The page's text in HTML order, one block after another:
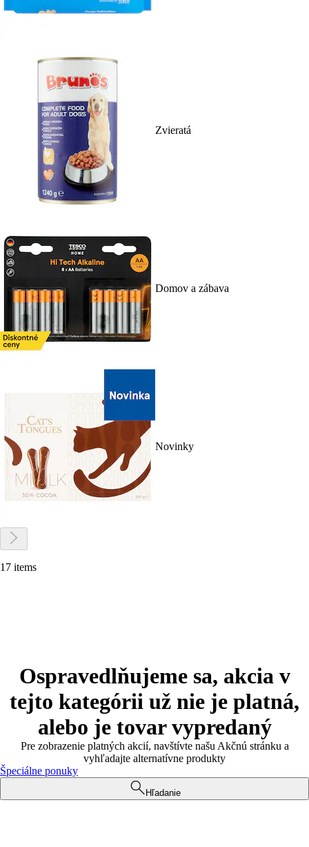
Zvieratá
Domov a zábava
Novinky
17 items
Ospravedlňujeme sa, akcia v
tejto kategórii už nie je platná,
alebo je tovar vypredaný
Pre zobrazenie platných akcií, navštívte našu Akčnú stránku a
vyhľadajte alternatívne produkty
Špeciálne ponuky
Hľadanie